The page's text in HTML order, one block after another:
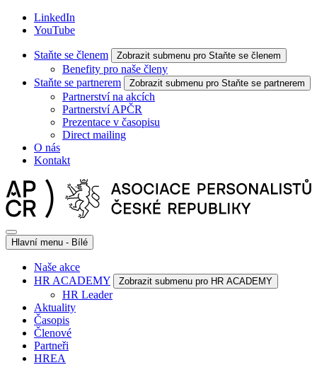
LinkedIn
YouTube
Staňte se členem Zobrazit submenu pro Staňte se členem
Benefity pro naše členy
Staňte se partnerem
Zobrazit submenu pro Staňte se partnerem
Partnerství na akcích
Partnerství APČR
Prezentace v časopisu
Direct mailing
O nás
Kontakt
Hlavní menu - Bílé
Naše akce
HR ACADEMY
Zobrazit submenu pro HR ACADEMY
HR Leader
Aktuality
Časopis
Členové
Partneři
HREA